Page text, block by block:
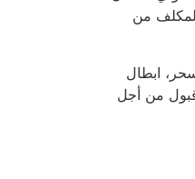
من
ابطال
من أجل